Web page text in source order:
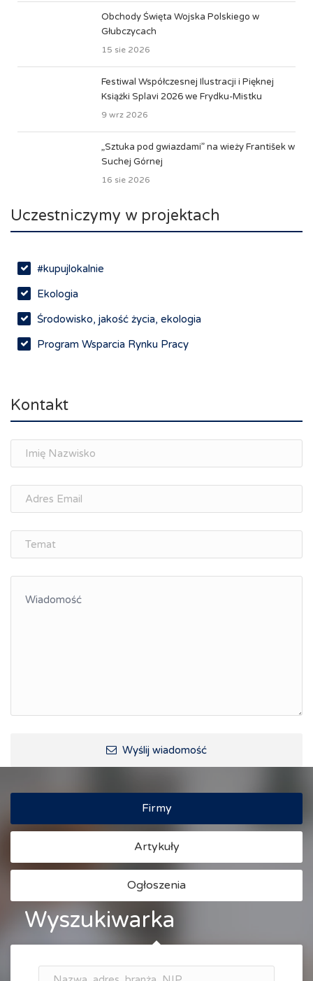
Obchody Święta Wojska Polskiego w
Głubczycach
15 sie 2026
Festiwal Współczesnej Ilustracji i Pięknej
Książki Splavi 2026 we Frydku-Mistku
9 wrz 2026
„Sztuka pod gwiazdami” na wieży František w
Suchej Górnej
16 sie 2026
Uczestniczymy w projektach
#kupujlokalnie
Ekologia
Środowisko, jakość życia, ekologia
Program Wsparcia Rynku Pracy
Spotkania branżowe
osobisty
Memorandum Gospodarcze PL-CZ
Śląskie Porozumienie Gospodarcze
ŚLĄSK.ONLINE
Integracja
Kontakt
Wyślij wiadomość
Firmy
Artykuły
Ogłoszenia
Wyszukiwarka